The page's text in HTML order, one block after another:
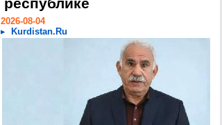
республике
2026-08-04
Kurdistan.Ru